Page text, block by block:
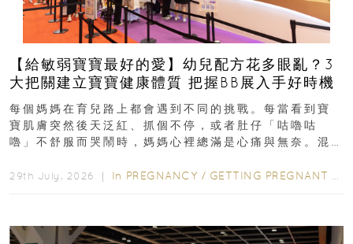
【給敏弱寶寶最好的愛】幼兒配方花多眼亂？3
大把關建立寶寶健康體質 把握BB展入手好時機
每個媽媽在育兒路上都會遇到不同的挑戰。每當看到寶
寶肌膚突然後天泛紅、抓個不停，或者肚仔「咕嚕咕
嚕」不舒服而哭鬧時，媽媽心裡總滿是心痛與無奈。混
29th July, 2026 ｜ In PREGNANCY / GETTING PREGNANT